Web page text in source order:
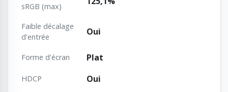
sRGB (max)
Faible décalage
d'entrée
Oui
Forme d'écran Plat
HDCP Oui